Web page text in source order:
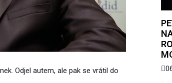
Odjel autem, ale pak se vrátil do